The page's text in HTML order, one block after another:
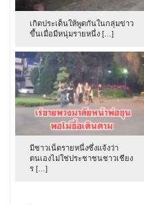
เกิดประเด็นให้พูดกันในกลุ่มข่าว
ขึ้นเมื่อมีหนุ่มรายหนึ่ง […]
มีชาวเน็ตรายหนึ่งซึ่งแจ้งว่า
ตนเองไม่ใช่ประชาชนชาวเชียง
ร […]